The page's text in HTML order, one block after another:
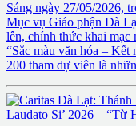
Sáng ngày 27/05/2026,
Mục vụ Giáo phận Đà
lên, chính thức khai mạc
“Sắc màu văn hóa –
200 tham dự viên là